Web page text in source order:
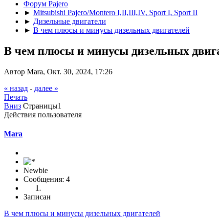
Форум Pajero
► Mitsubishi Pajero/Montero I,II,III,IV, Sport I, Sport II
► Дизельные двигатели
► В чем плюсы и минусы дизельных двигателей
В чем плюсы и минусы дизельных
Автор Mara, Окт. 30, 2024, 17:26
« назад - далее »
Печать
Вниз Страницы1
Действия пользователя
Mara
Newbie
Сообщения: 4
Записан
В чем плюсы и минусы дизельных двигателей